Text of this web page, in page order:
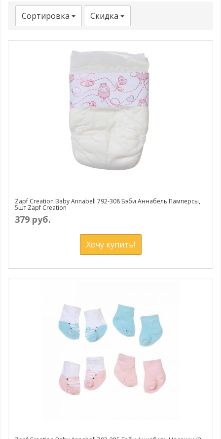
Сортировка Скидка
Zapf Creation Baby Annabell 792-308 Бэби Аннабель Памперсы,
5шт Zapf Creation
379 руб.
Хочу купить!